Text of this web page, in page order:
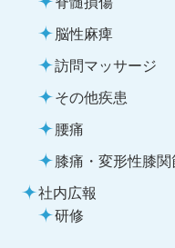
脳性麻痺
訪問マッサージ
その他疾患
腰痛
膝痛・変形性膝関
社内広報
研修